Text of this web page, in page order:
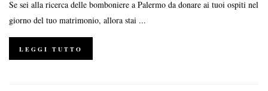
Se sei alla ricerca delle bomboniere a Palermo da donare ai tuoi ospiti nel
giorno del tuo matrimonio, allora stai ...
LEGGI TUTTO